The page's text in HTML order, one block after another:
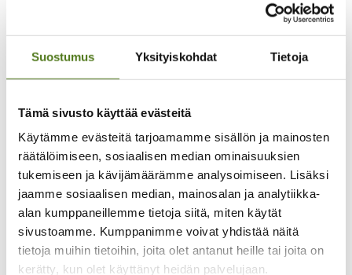
Suostumus Yksityiskohdat Tietoja
Tämä sivusto käyttää evästeitä
Käytämme evästeitä tarjoamamme sisällön ja mainosten
räätälöimiseen, sosiaalisen median ominaisuuksien
tukemiseen ja kävijämäärämme analysoimiseen. Lisäksi
jaamme sosiaalisen median, mainosalan ja analytiikka-
alan kumppaneillemme tietoja siitä, miten käytät
sivustoamme. Kumppanimme voivat yhdistää näitä
tietoja muihin tietoihin, joita olet antanut heille tai joita on
kerätty, kun olet käyttänyt heidän palvelujaan.
Vaikean epilepsian diagnostiikan ja hoidon
Yhteistyöverkostot
Vaalivaikuttaminen
Lausunnot ja kannanotot
Kansainvälinen yhteistyö
Epilepsiateko-huomionosoitus
Oot yksi meistä -hanke 2024–2026
Lapset on tärkeitä -hanke 2022-2024
Yhtä perhettä -hanke 2020-2022
Talous
Lahjoita
Merkkipäivälahjoitus
Muistolahjoitus
Testamenttilahjoitus
Kannatusjäsenyys